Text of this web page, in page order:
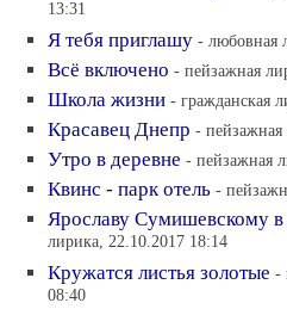
13:31
Я тебя приглашу - любовная
Всё включено - пейзажная
Школа жизни - гражданская
Красавец Днепр - пейзажная
Утро в деревне - пейзажная
Квинс - парк отель -
Ярославу Сумишевскому
лирика, 22.10.2017 18:14
Кружатся листья золотые -
08:40